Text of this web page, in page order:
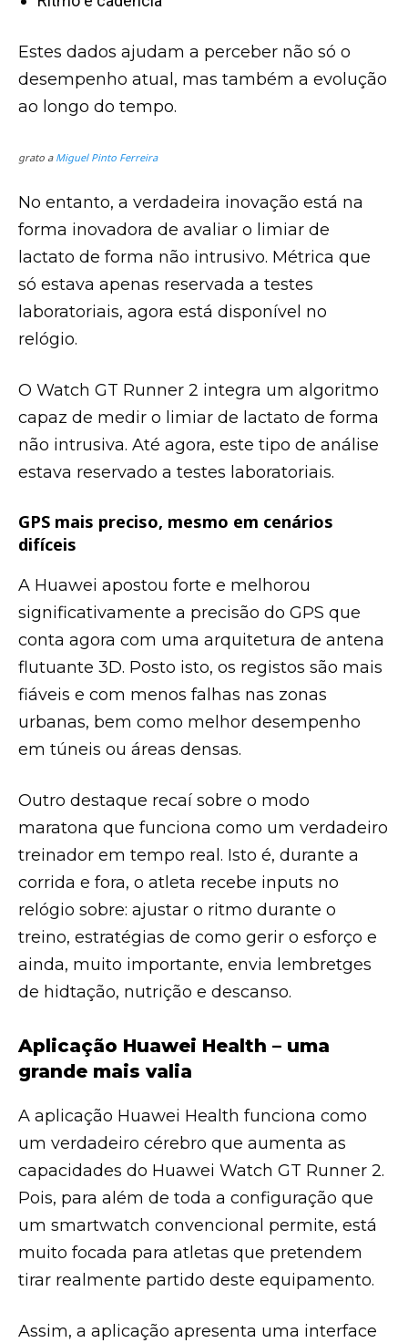
Estes dados ajudam a perceber não só o
desempenho atual, mas também a evolução
ao longo do tempo.
grato a Miguel Pinto Ferreira
No entanto, a verdadeira inovação está na
forma inovadora de avaliar o limiar de
lactato de forma não intrusivo. Métrica que
só estava apenas reservada a testes
laboratoriais, agora está disponível no
relógio.
O Watch GT Runner 2 integra um algoritmo
capaz de medir o limiar de lactato de forma
não intrusiva. Até agora, este tipo de análise
estava reservado a testes laboratoriais.
GPS mais preciso, mesmo em cenários
difíceis
A Huawei apostou forte e melhorou
significativamente a precisão do GPS que
conta agora com uma arquitetura de antena
flutuante 3D. Posto isto, os registos são mais
fiáveis e com menos falhas nas zonas
urbanas, bem como melhor desempenho
em túneis ou áreas densas.
Outro destaque recaí sobre o modo
maratona que funciona como um verdadeiro
treinador em tempo real. Isto é, durante a
corrida e fora, o atleta recebe inputs no
relógio sobre: ajustar o ritmo durante o
treino, estratégias de como gerir o esforço e
ainda, muito importante, envia lembretges
de hidtação, nutrição e descanso.
Aplicação Huawei Health – uma
grande mais valia
A aplicação Huawei Health funciona como
um verdadeiro cérebro que aumenta as
capacidades do Huawei Watch GT Runner 2.
Pois, para além de toda a configuração que
um smartwatch convencional permite, está
muito focada para atletas que pretendem
tirar realmente partido deste equipamento.
Assim, a aplicação apresenta uma interface